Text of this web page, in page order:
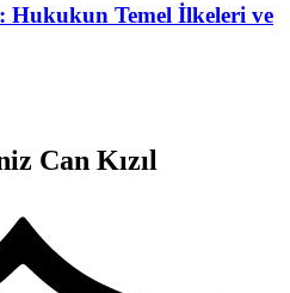
Temel İlkeleri ve
Can Kızıl